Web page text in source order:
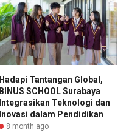
Hadapi Tantangan Global,
BINUS SCHOOL Surabaya
Integrasikan Teknologi dan
Inovasi dalam Pendidikan
8 month ago